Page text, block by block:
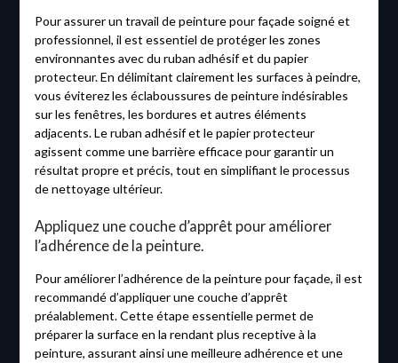
Pour assurer un travail de peinture pour façade soigné et
professionnel, il est essentiel de protéger les zones
environnantes avec du ruban adhésif et du papier
protecteur. En délimitant clairement les surfaces à peindre,
vous éviterez les éclaboussures de peinture indésirables
sur les fenêtres, les bordures et autres éléments
adjacents. Le ruban adhésif et le papier protecteur
agissent comme une barrière efficace pour garantir un
résultat propre et précis, tout en simplifiant le processus
de nettoyage ultérieur.
Appliquez une couche d’apprêt pour améliorer
l’adhérence de la peinture.
Pour améliorer l’adhérence de la peinture pour façade, il est
recommandé d’appliquer une couche d’apprêt
préalablement. Cette étape essentielle permet de
préparer la surface en la rendant plus receptive à la
peinture, assurant ainsi une meilleure adhérence et une